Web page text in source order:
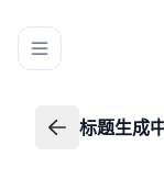
标题生成中…
返回我的知识
标题生成